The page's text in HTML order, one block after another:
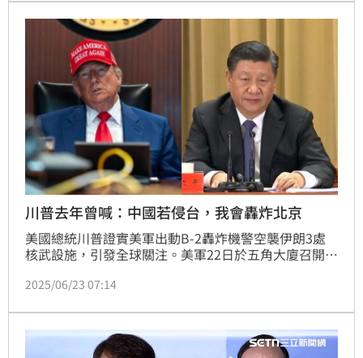
川普去年曾喊：中國若侵台，我會轟炸北京
美國總統川普證實美軍出動B-2轟炸機警空襲伊朗3處
核武設施，引發全球關注。美軍22日於五角大廈召開記
架B-2轟炸機主導，共動用超過125架軍機，且也首次
Penetrator），整個過程伊朗毫無所覺。而去年川普的
發言也被翻了出來，川普曾表示「任內中國若侵台，我
會轟炸北京」。
2025/06/23 07:14